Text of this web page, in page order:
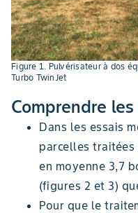
Figure 1. Pulvérisateur à dos
Turbo TwinJet
Comprendre
Dans les essais
parcelles
en moyenne 3,7
(figures 2 et 3)
Pour que le